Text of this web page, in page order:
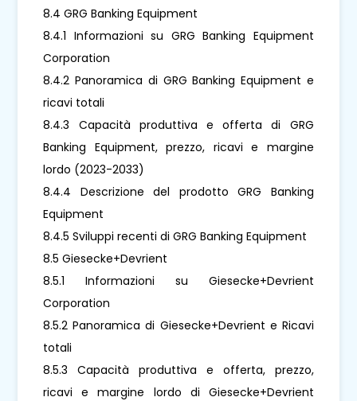
8.4 GRG Banking Equipment
8.4.1 Informazioni su GRG Banking Equipment
Corporation
8.4.2 Panoramica di GRG Banking Equipment e
ricavi totali
8.4.3 Capacità produttiva e offerta di GRG
Banking Equipment, prezzo, ricavi e margine
lordo (2023-2033)
8.4.4 Descrizione del prodotto GRG Banking
Equipment
8.4.5 Sviluppi recenti di GRG Banking Equipment
8.5 Giesecke+Devrient
8.5.1 Informazioni su Giesecke+Devrient
Corporation
8.5.2 Panoramica di Giesecke+Devrient e Ricavi
totali
8.5.3 Capacità produttiva e offerta, prezzo,
ricavi e margine lordo di Giesecke+Devrient